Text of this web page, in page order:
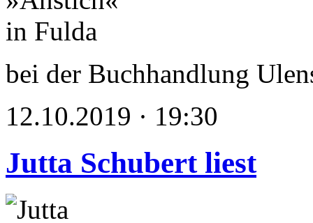
bei der Buchhandlung
12.10.2019 · 19:30
Jutta Schubert liest